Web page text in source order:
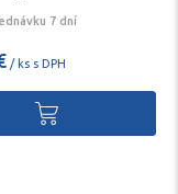
7 dní
/ ks s DPH